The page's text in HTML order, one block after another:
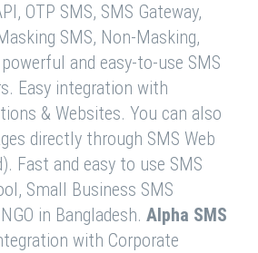
OTP SMS, SMS Gateway,
SMS, Non-Masking,
and easy-to-use SMS
Easy integration with
& Websites. You can also
directly through SMS Web
Fast and easy to use SMS
Small Business SMS
in Bangladesh. Alpha SMS
with Corporate